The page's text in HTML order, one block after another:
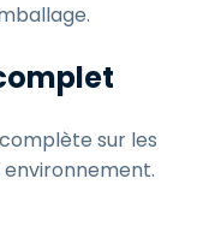
sur les